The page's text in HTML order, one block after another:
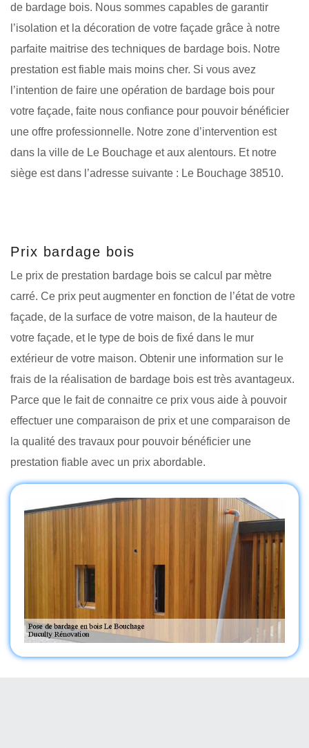
de bardage bois. Nous sommes capables de garantir
l’isolation et la décoration de votre façade grâce à notre
parfaite maitrise des techniques de bardage bois. Notre
prestation est fiable mais moins cher. Si vous avez
l’intention de faire une opération de bardage bois pour
votre façade, faite nous confiance pour pouvoir bénéficier
une offre professionnelle. Notre zone d’intervention est
dans la ville de Le Bouchage et aux alentours. Et notre
siège est dans l’adresse suivante : Le Bouchage 38510.
Prix bardage bois
Le prix de prestation bardage bois se calcul par mètre
carré. Ce prix peut augmenter en fonction de l’état de votre
façade, de la surface de votre maison, de la hauteur de
votre façade, et le type de bois de fixé dans le mur
extérieur de votre maison. Obtenir une information sur le
frais de la réalisation de bardage bois est très avantageux.
Parce que le fait de connaitre ce prix vous aide à pouvoir
effectuer une comparaison de prix et une comparaison de
la qualité des travaux pour pouvoir bénéficier une
prestation fiable avec un prix abordable.